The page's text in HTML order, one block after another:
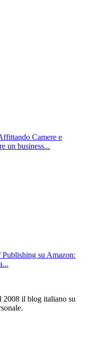
Camere e
un business...
su Amazon:
il blog italiano su